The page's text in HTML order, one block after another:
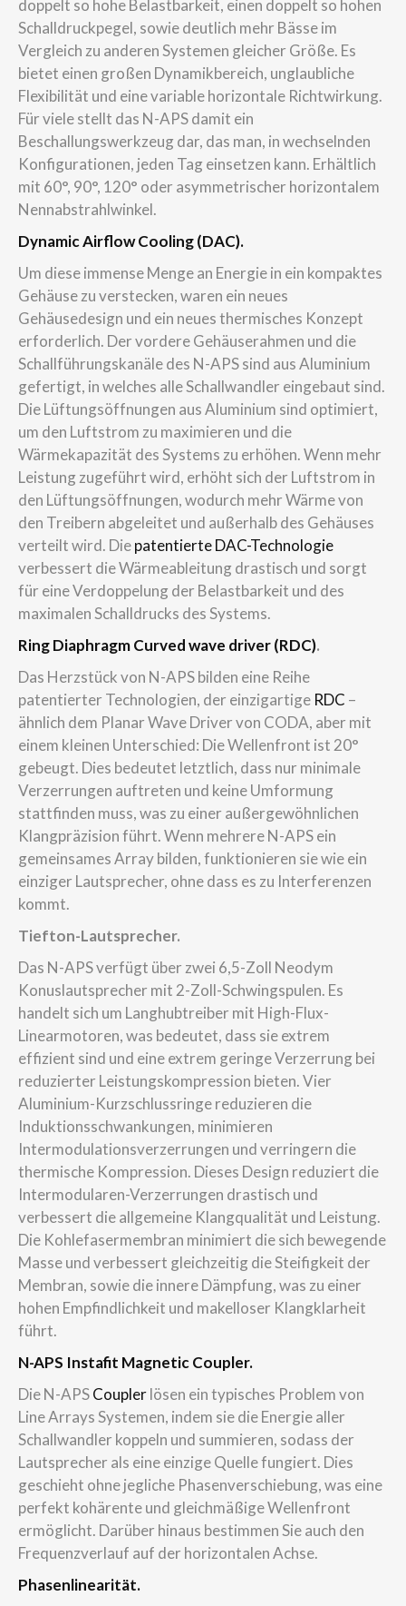
doppelt so hohe Belastbarkeit, einen doppelt so hohen
Schalldruckpegel, sowie deutlich mehr Bässe im
Vergleich zu anderen Systemen gleicher Größe. Es
bietet einen großen Dynamikbereich, unglaubliche
Flexibilität und eine variable horizontale Richtwirkung.
Für viele stellt das N-APS damit ein
Beschallungswerkzeug dar, das man, in wechselnden
Konfigurationen, jeden Tag einsetzen kann. Erhältlich
mit 60°, 90°, 120° oder asymmetrischer horizontalem
Nennabstrahlwinkel.
Dynamic Airflow Cooling (DAC).
Um diese immense Menge an Energie in ein kompaktes
Gehäuse zu verstecken, waren ein neues
Gehäusedesign und ein neues thermisches Konzept
erforderlich. Der vordere Gehäuserahmen und die
Schallführungskanäle des N-APS sind aus Aluminium
gefertigt, in welches alle Schallwandler eingebaut sind.
Die Lüftungsöffnungen aus Aluminium sind optimiert,
um den Luftstrom zu maximieren und die
Wärmekapazität des Systems zu erhöhen. Wenn mehr
Leistung zugeführt wird, erhöht sich der Luftstrom in
den Lüftungsöffnungen, wodurch mehr Wärme von
den Treibern abgeleitet und außerhalb des Gehäuses
verteilt wird. Diepatentierte DAC-Technologie
verbessert die Wärmeableitung drastisch und sorgt
für eine Verdoppelung der Belastbarkeit und des
maximalen Schalldrucks des Systems.
Ring Diaphragm Curved wave driver (RDC).
Das Herzstück von N-APS bilden eine Reihe
patentierter Technologien, der einzigartige RDC –
ähnlich dem Planar Wave Driver von CODA, aber mit
einem kleinen Unterschied: Die Wellenfront ist 20°
gebeugt. Dies bedeutet letztlich, dass nur minimale
Verzerrungen auftreten und keine Umformung
stattfinden muss, was zu einer außergewöhnlichen
Klangpräzision führt. Wenn mehrere N-APS ein
gemeinsames Array bilden, funktionieren sie wie ein
einziger Lautsprecher, ohne dass es zu Interferenzen
kommt.
Tiefton-Lautsprecher.
Das N-APS verfügt über zwei 6,5-Zoll Neodym
Konuslautsprecher mit 2-Zoll-Schwingspulen. Es
handelt sich um Langhubtreiber mit High-Flux-
Linearmotoren, was bedeutet, dass sie extrem
effizient sind und eine extrem geringe Verzerrung bei
reduzierter Leistungskompression bieten. Vier
Aluminium-Kurzschlussringe reduzieren die
Induktionsschwankungen, minimieren
Intermodulationsverzerrungen und verringern die
thermische Kompression. Dieses Design reduziert die
Intermodularen-Verzerrungen drastisch und
verbessert die allgemeine Klangqualität und Leistung.
Die Kohlefasermembran minimiert die sich bewegende
Masse und verbessert gleichzeitig die Steifigkeit der
Membran, sowie die innere Dämpfung, was zu einer
hohen Empfindlichkeit und makelloser Klangklarheit
führt.
N-APS Instafit Magnetic Coupler.
Die N-APSCouplerlösen ein typisches Problem von
Line Arrays Systemen, indem sie die Energie aller
Schallwandler koppeln und summieren, sodass der
Lautsprecher als eine einzige Quelle fungiert. Dies
geschieht ohne jegliche Phasenverschiebung, was eine
perfekt kohärente und gleichmäßige Wellenfront
ermöglicht. Darüber hinaus bestimmen Sie auch den
Frequenzverlauf auf der horizontalen Achse.
Phasenlinearität.